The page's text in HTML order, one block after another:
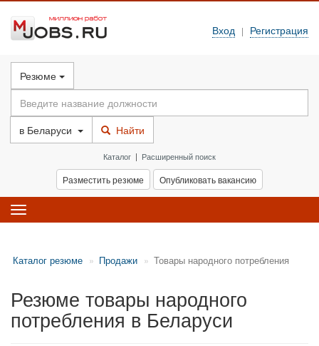
Вход | Регистрация
Резюме
в Беларуси Найти
Каталог | Расширенный поиск
Разместить резюме Опубликовать вакансию
Toggle
navigation
Каталог резюме Продажи Товары народного потребления
Резюме товары народного
потребления в Беларуси